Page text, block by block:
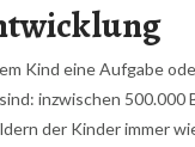
Kind eine Aufgabe
inzwischen
der Kinder immer